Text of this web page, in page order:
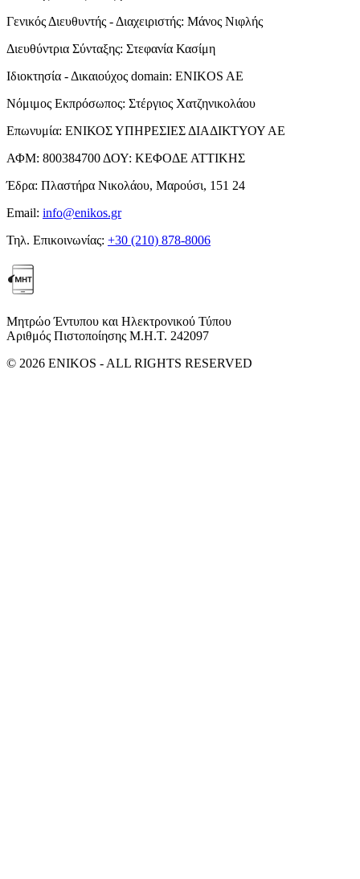
Γενικός Διευθυντής - Διαχειριστής: Μάνος Νιφλής
Διευθύντρια Σύνταξης: Στεφανία Κασίμη
Ιδιοκτησία - Δικαιούχος domain: ENIKOS AE
Νόμιμος Εκπρόσωπος: Στέργιος Χατζηνικολάου
Επωνυμία: ΕΝΙΚΟΣ ΥΠΗΡΕΣΙΕΣ ΔΙΑΔΙΚΤΥΟΥ ΑΕ
ΑΦΜ: 800384700 ΔΟΥ: ΚΕΦΟΔΕ ΑΤΤΙΚΗΣ
Έδρα: Πλαστήρα Νικολάου, Μαρούσι, 151 24
Email: info@enikos.gr
Τηλ. Επικοινωνίας: +30 (210) 878-8006
Μητρώο Έντυπου και Ηλεκτρονικού Τύπου
Αριθμός Πιστοποίησης Μ.Η.Τ. 242097
© 2026 ENIKOS - ALL RIGHTS RESERVED